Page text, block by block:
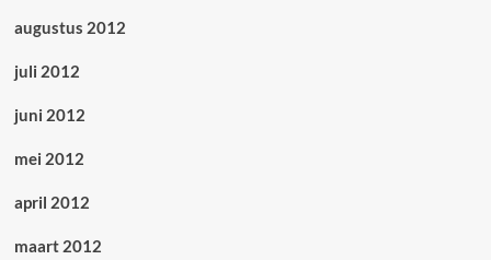
augustus 2012
juli 2012
juni 2012
mei 2012
april 2012
maart 2012